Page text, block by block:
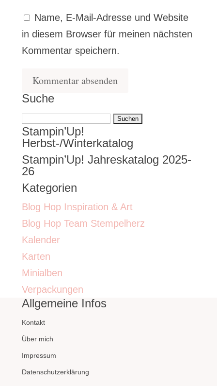
Name, E-Mail-Adresse und Website
in diesem Browser für meinen nächsten
Kommentar speichern.
Suche
Suchen
nach:
Stampin’Up!
Herbst-/Winterkatalog
Stampin’Up! Jahreskatalog 2025-
26
Kategorien
Blog Hop Inspiration & Art
Blog Hop Team Stempelherz
Kalender
Karten
Minialben
Verpackungen
Allgemeine Infos
Kontakt
Über mich
Impressum
Datenschutzerklärung